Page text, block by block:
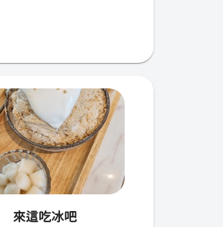
來這吃冰吧